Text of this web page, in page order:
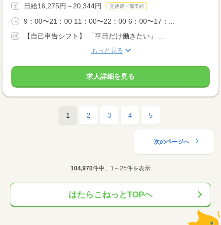
日給16,275円～20,344円 交通費一部支給
9：00〜21：00 11：00〜22：00 6：00〜17：...
【自己申告シフト】 「平日だけ働きたい」 ...
もっと見る
求人詳細を見る
1 2 3 4 5
次のページへ
104,970件中、1～25件を表示
はたらこねっとTOPへ